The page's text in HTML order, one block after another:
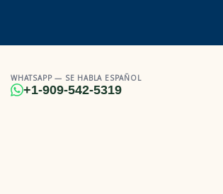
WHATSAPP — SE HABLA ESPAÑOL
+1-909-542-5319